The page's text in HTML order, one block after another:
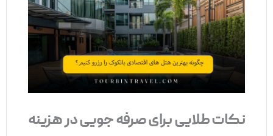
نکات طلایی برای صرفه‌ جویی در هزینه